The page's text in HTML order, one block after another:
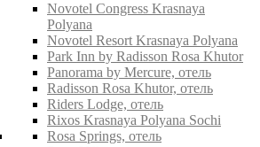
Novotel Congress Krasnaya
Polyana
Novotel Resort Krasnaya Polyana
Park Inn by Radisson Rosa Khutor
Panorama by Mercure, отель
Radisson Rosa Khutor, отель
Riders Lodge, отель
Rixos Krasnaya Polyana Sochi
Rosa Springs, отель